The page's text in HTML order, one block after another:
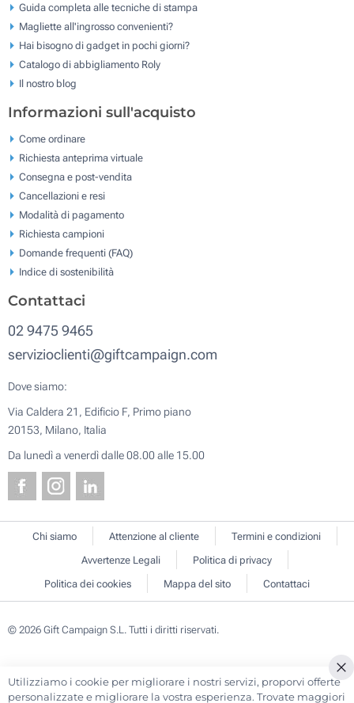
Guida completa alle tecniche di stampa
Magliette all'ingrosso convenienti?
Hai bisogno di gadget in pochi giorni?
Catalogo di abbigliamento Roly
Il nostro blog
Informazioni sull'acquisto
Come ordinare
Richiesta anteprima virtuale
Consegna e post-vendita
Cancellazioni e resi
Modalità di pagamento
Richiesta campioni
Domande frequenti (FAQ)
Indice di sostenibilità
Contattaci
02 9475 9465
servizioclienti@giftcampaign.com
Dove siamo:
Via Caldera 21, Edificio F, Primo piano
20153, Milano, Italia
Da lunedì a venerdì dalle 08.00 alle 15.00
Chi siamo Attenzione al cliente
Termini e condizioni
Avvertenze Legali
Politica di privacy
Politica dei cookies
Mappa del sito Contattaci
© 2026 Gift Campaign S.L. Tutti i diritti riservati.
Utilizziamo i cookie per migliorare i nostri servizi, proporvi offerte
personalizzate e migliorare la vostra esperienza. Trovate maggiori